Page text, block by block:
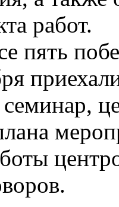
работ.
пять